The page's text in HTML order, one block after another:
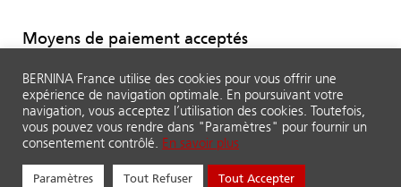
Moyens de paiement acceptés
BERNINA France utilise des cookies pour vous offrir une
expérience de navigation optimale. En poursuivant votre
navigation, vous acceptez l’utilisation des cookies. Toutefois,
vous pouvez vous rendre dans "Paramètres" pour fournir un
consentement contrôlé. En savoir plus
Paramètres Tout Refuser Tout Accepter